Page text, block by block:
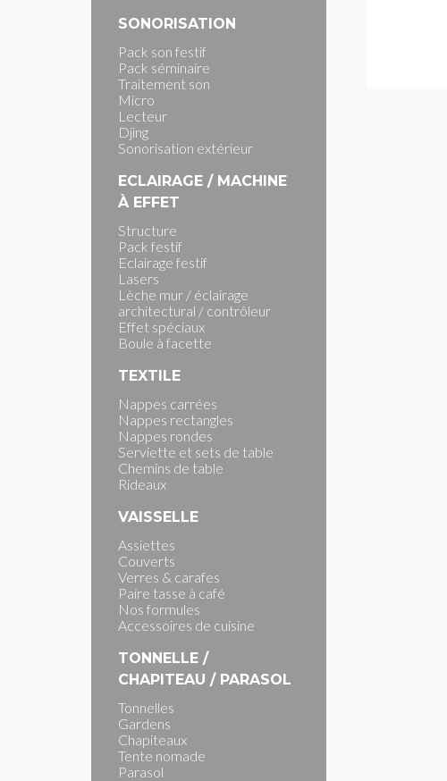
SONORISATION
Pack son festif
Pack séminaire
Traitement son
Micro
Lecteur
Djing
Sonorisation extérieur
ECLAIRAGE / MACHINE
À EFFET
Structure
Pack festif
Eclairage festif
Lasers
Lèche mur / éclairage
architectural / contrôleur
Effet spéciaux
Boule à facette
TEXTILE
Nappes carrées
Nappes rectangles
Nappes rondes
Serviette et sets de table
Chemins de table
Rideaux
VAISSELLE
Assiettes
Couverts
Verres & carafes
Paire tasse à café
Nos formules
Accessoires de cuisine
TONNELLE /
CHAPITEAU / PARASOL
Tonnelles
Gardens
Chapiteaux
Tente nomade
Parasol